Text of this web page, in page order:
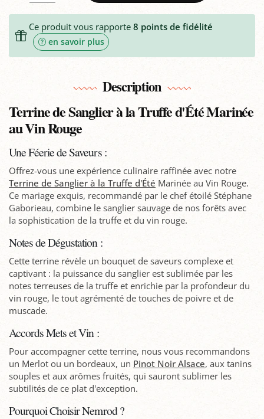
Ce produit vous rapporte 8 points de fidélité
en savoir plus
Description
Terrine de Sanglier à la Truffe d'Été Marinée
au Vin Rouge
Une Féerie de Saveurs :
Offrez-vous une expérience culinaire raffinée avec notre
Terrine de Sanglier à la Truffe d'Été Marinée au Vin Rouge.
Ce mariage exquis, recommandé par le chef étoilé Stéphane
Gaborieau, combine le sanglier sauvage de nos forêts avec
la sophistication de la truffe et du vin rouge.
Notes de Dégustation :
Cette terrine révèle un bouquet de saveurs complexe et
captivant : la puissance du sanglier est sublimée par les
notes terreuses de la truffe et enrichie par la profondeur du
vin rouge, le tout agrémenté de touches de poivre et de
muscade.
Accords Mets et Vin :
Pour accompagner cette terrine, nous vous recommandons
un Merlot ou un bordeaux, un Pinot Noir Alsace, aux tanins
souples et aux arômes fruités, qui sauront sublimer les
subtilités de ce plat d'exception.
Pourquoi Choisir Nemrod ?